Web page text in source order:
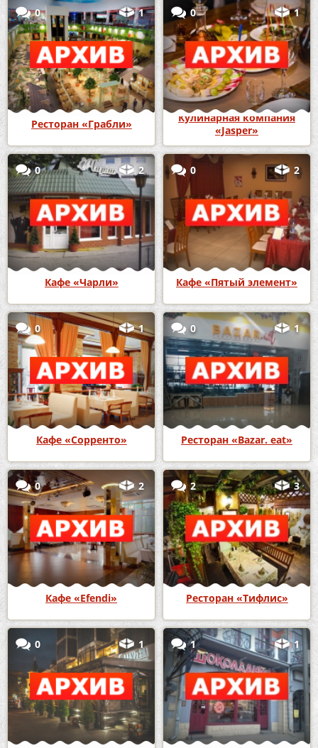
0 1
Ресторан «Грабли»
0 1
Кулинарная компания
«Jasper»
0 2
Кафе «Чарли»
0 2
Кафе «Пятый элемент»
0 1
Кафе «Сорренто»
0 1
Ресторан «Bazar. eat»
0 2
Кафе «Efendi»
2 3
Ресторан «Тифлис»
0 1 1 1